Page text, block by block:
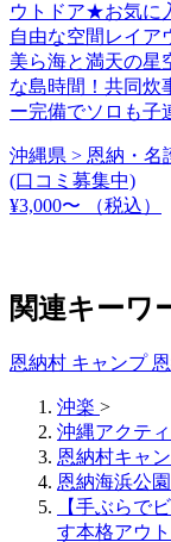
ウトドア★お気に
自由な空間レイア
美ら海と満天の星
な島時間！共同炊
ー完備でソロも
沖縄県 > 恩納・名
(口コミ募集中)
¥3,000〜
（税込）
関連キーワ
恩納村 キャンプ
沖楽 >
沖縄アクテ
恩納村キャ
恩納海浜公
【手ぶらで
す本格アウ